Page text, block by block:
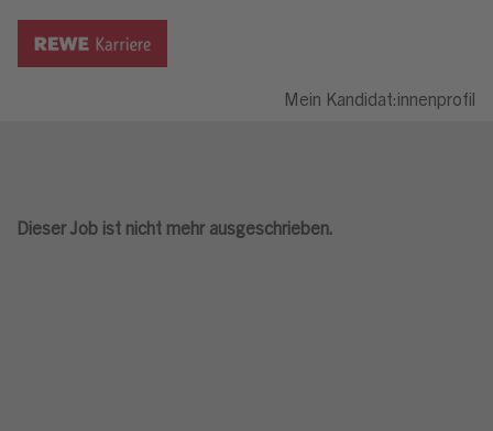
Mein Kandidat:innenprofil
Dieser Job ist nicht mehr ausgeschrieben.